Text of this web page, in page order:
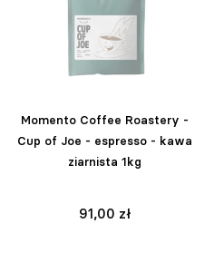
Momento Coffee Roastery -
Cup of Joe - espresso - kawa
ziarnista 1kg
91,00 zł